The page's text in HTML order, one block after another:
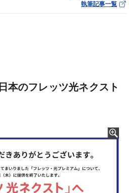
執筆記事一覧
本のフレッツ光ネクスト